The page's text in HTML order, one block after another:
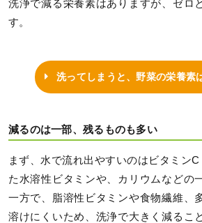
洗浄で減る栄養素はありますが、ゼロ
す。
洗ってしまうと、野菜の栄養素
減るのは一部、残るものも多い
まず、水で流れ出やすいのはビタミン
た水溶性ビタミンや、カリウムなどの
一方で、脂溶性ビタミンや食物繊維、
溶けにくいため、洗浄で大きく減るこ